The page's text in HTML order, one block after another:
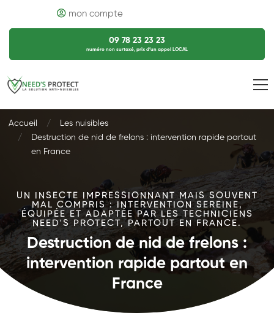
mon compte
09 78 23 23 23
numéro non surtaxé, prix d’un appel LOCAL
Accueil
Les nuisibles
Destruction de nid de frelons : intervention rapide partout
en France
UN INSECTE IMPRESSIONNANT MAIS SOUVENT
MAL COMPRIS : INTERVENTION SEREINE,
ÉQUIPÉE ET ADAPTÉE PAR LES TECHNICIENS
NEED'S PROTECT, PARTOUT EN FRANCE.
Destruction de nid de frelons :
intervention rapide partout en
France